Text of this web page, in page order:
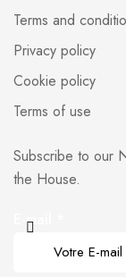
Terms and
Privacy policy
Cookie policy
Terms of use
Subscribe to our
the House.
E-mail